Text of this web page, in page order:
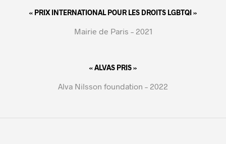
« PRIX INTERNATIONAL POUR LES DROITS LGBTQI »
Mairie de Paris – 2021
« ALVAS PRIS »
Alva Nilsson foundation – 2022